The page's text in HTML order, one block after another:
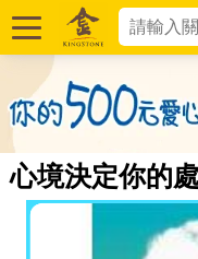
心境決定你的